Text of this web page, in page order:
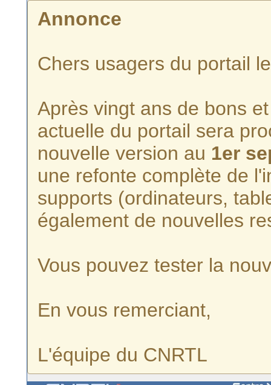
Annonce
Chers usagers du portail
Après vingt ans de bons
actuelle du portail sera
nouvelle version au 1er
une refonte complète de
supports (ordinateurs,
également de nouvelles
Vous pouvez tester la
En vous remerciant,
L'équipe du CNRTL